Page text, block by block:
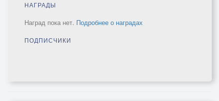
НАГРАДЫ
Наград пока нет. Подробнее о наградах
ПОДПИСЧИКИ